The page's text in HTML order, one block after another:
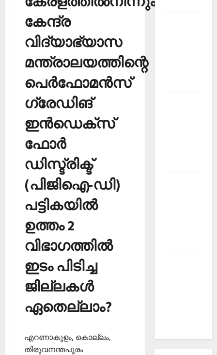
കേന്ദ്ര
വിദ്യാഭ്യാസ
മന്ത്രാലയത്തിന്റെ
പെര്‍ഫോമന്‍സ്
ഗ്രേഡിങ്
ഇന്‍ഡെക്‌സ്
ഫോര്‍
ഡിസ്ട്രിക്ട്
(പിജിഐ-ഡി)
പട്ടികയില്‍
ഉത്തം 2
വിഭാഗത്തില്‍
ഇടം പിടിച്ച
ജില്ലകള്‍
ഏതെല്ലാം?
എറണാകുളം, കൊല്ലം,
തിരുവനന്തപുരം